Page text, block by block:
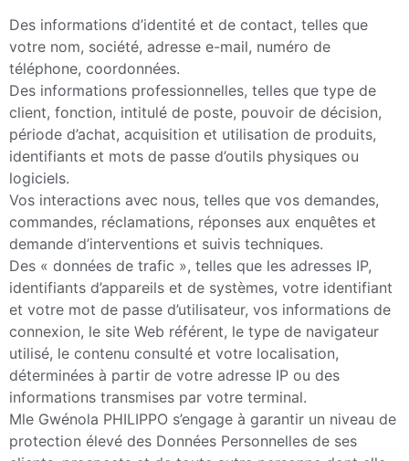
Des informations d’identité et de contact, telles que
votre nom, société, adresse e-mail, numéro de
téléphone, coordonnées.
Des informations professionnelles, telles que type de
client, fonction, intitulé de poste, pouvoir de décision,
période d’achat, acquisition et utilisation de produits,
identifiants et mots de passe d’outils physiques ou
logiciels.
Vos interactions avec nous, telles que vos demandes,
commandes, réclamations, réponses aux enquêtes et
demande d’interventions et suivis techniques.
Des « données de trafic », telles que les adresses IP,
identifiants d’appareils et de systèmes, votre identifiant
et votre mot de passe d’utilisateur, vos informations de
connexion, le site Web référent, le type de navigateur
utilisé, le contenu consulté et votre localisation,
déterminées à partir de votre adresse IP ou des
informations transmises par votre terminal.
Mle Gwénola PHILIPPO s’engage à garantir un niveau de
protection élevé des Données Personnelles de ses